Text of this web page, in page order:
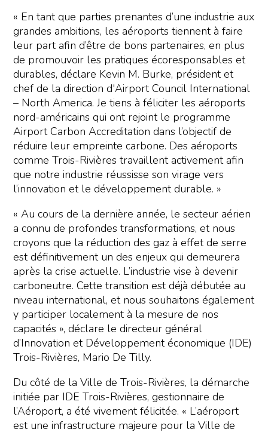
« En tant que parties prenantes d’une industrie aux
grandes ambitions, les aéroports tiennent à faire
leur part afin d’être de bons partenaires, en plus
de promouvoir les pratiques écoresponsables et
durables, déclare Kevin M. Burke, président et
chef de la direction d'Airport Council International
– North America. Je tiens à féliciter les aéroports
nord-américains qui ont rejoint le programme
Airport Carbon Accreditation dans l’objectif de
réduire leur empreinte carbone. Des aéroports
comme Trois-Rivières travaillent activement afin
que notre industrie réussisse son virage vers
l’innovation et le développement durable. »
« Au cours de la dernière année, le secteur aérien
a connu de profondes transformations, et nous
croyons que la réduction des gaz à effet de serre
est définitivement un des enjeux qui demeurera
après la crise actuelle. L’industrie vise à devenir
carboneutre. Cette transition est déjà débutée au
niveau international, et nous souhaitons également
y participer localement à la mesure de nos
capacités », déclare le directeur général
d’Innovation et Développement économique (IDE)
Trois-Rivières, Mario De Tilly.
Du côté de la Ville de Trois-Rivières, la démarche
initiée par IDE Trois-Rivières, gestionnaire de
l’Aéroport, a été vivement félicitée. « L’aéroport
est une infrastructure majeure pour la Ville de